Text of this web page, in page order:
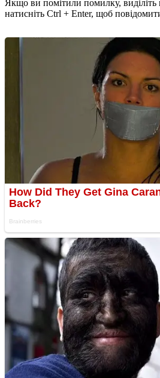
Якщо ви помітили помилку, виділіть
натисніть Ctrl + Enter, щоб